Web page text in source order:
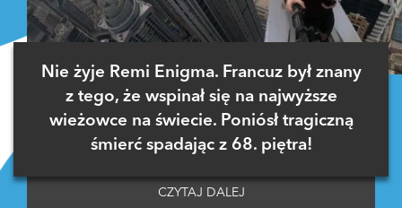
Nie żyje Remi Enigma. Francuz był znany
z tego, że wspinał się na najwyższe
wieżowce na świecie. Poniósł tragiczną
śmierć spadając z 68. piętra!
CZYTAJ DALEJ